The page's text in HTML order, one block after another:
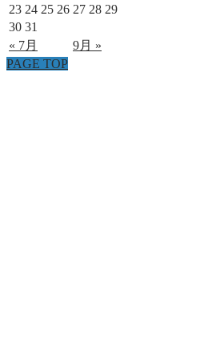
23 24 25 26 27 28 29
30 31
« 7月
9月 »
PAGE TOP